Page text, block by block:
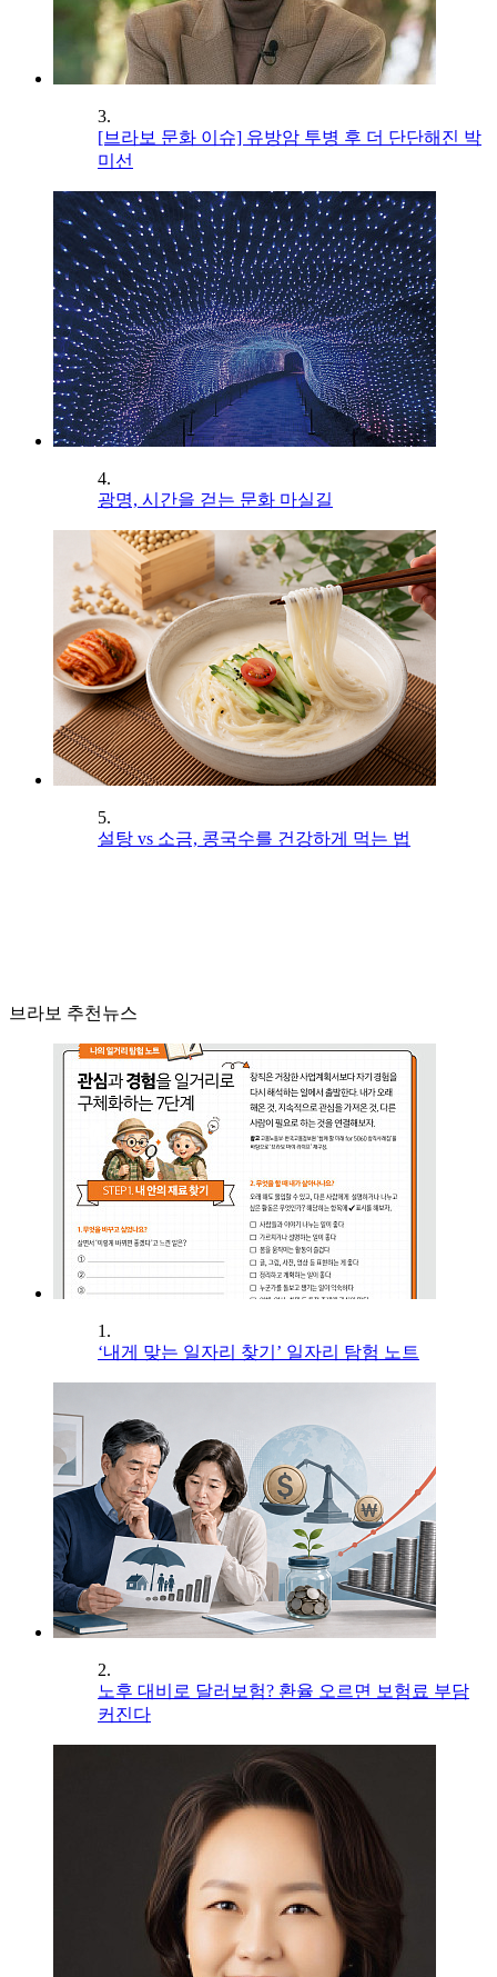
3.
[브라보 문화 이슈] 유방암 투병 후 더 단단해진 박
미선
4.
광명, 시간을 걷는 문화 마실길
5.
설탕 vs 소금, 콩국수를 건강하게 먹는 법
브라보 추천뉴스
1.
‘내게 맞는 일자리 찾기’ 일자리 탐험 노트
2.
노후 대비로 달러보험? 환율 오르면 보험료 부담
커진다